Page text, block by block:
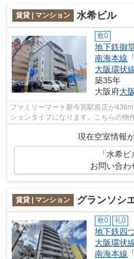
賃貸 | マンション 水希ビル
敷0
地下鉄御
南海本線 「
大阪環状
築35年
大阪府大
ファミリーマート新今宮駅前店が
ションタイプになります。こちらの物
現在空室情報
「水希
お問い合わ
賃貸 | マンション グランソシ
敷0 礼0
地下鉄四
大阪環状
南海本線 「